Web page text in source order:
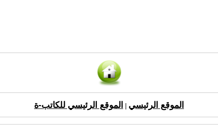
الموقع الرئيسي الموقع الرئيسي للكاتب-ة